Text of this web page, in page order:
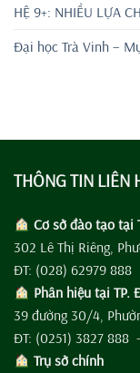
HỆ 9+: NHIỀU LỰA
Đại học Trà Vinh –
THÔNG TIN LIÊN
Cơ sở đào tạo tại
302 Lê Thị Riêng,
ĐT: (028) 62979 888
Phân hiệu tại TP.
39 đường 30/4,
ĐT: (0251) 3827 888
Trụ sở chính